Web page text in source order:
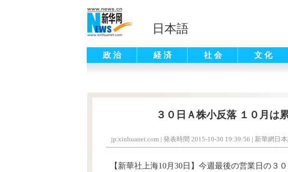
日本語
政 治 経 済 社 会 文 化
３０日Ａ株小反落 １０月は
jp.xinhuanet.com | 発表時間 2015-10-30 19:39:56 | 新華網日
【新華社上海10月30日】今週最後の営業日の３